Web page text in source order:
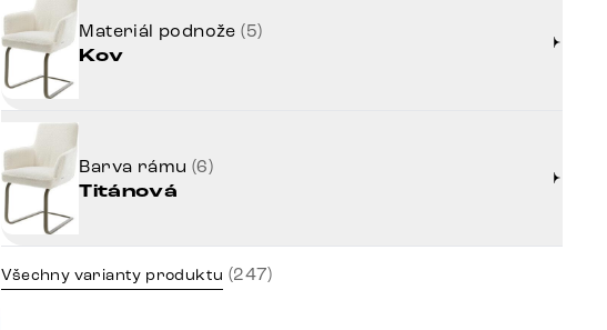
Materiál podnože(5)
Kov
Barva rámu (6)
Titánová
Všechny varianty produktu (247)